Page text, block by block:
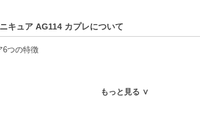
キュア AG114 カプレについて
6つの特徴
もっと見る ∨